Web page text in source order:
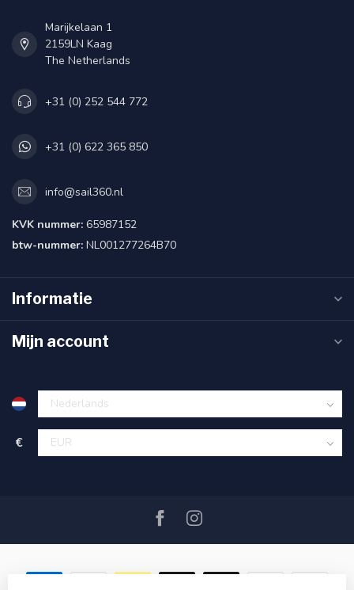
Marijkelaan 1
2159LN Kaag
The Netherlands
+31 (0) 252 544 772
+31 (0) 622 365 850
info@sail360.nl
KVK nummer: 65987152
btw-nummer: NL001277264B70
Informatie
Mijn account
€